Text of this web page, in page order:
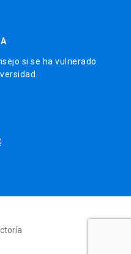
si se ha vulnerado